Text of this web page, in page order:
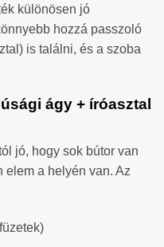
különösen jó
hozzá passzoló
is találni, és a szoba
ágy + íróasztal
jó, hogy sok bútor van
elem a helyén van. Az